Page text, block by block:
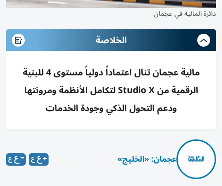
دائرة المالية في عجمان
الخلاصة
مالية عجمان تنال اعتماداً دولياً مستوى 4 للبنية
الرقمية من Studio X لتكامل الأنظمة ومرونتها
ودعم التحول الذكي وجودة الخدمات
عجمان: «الخليج»